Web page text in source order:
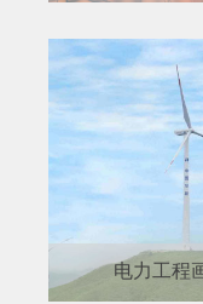
电力工程